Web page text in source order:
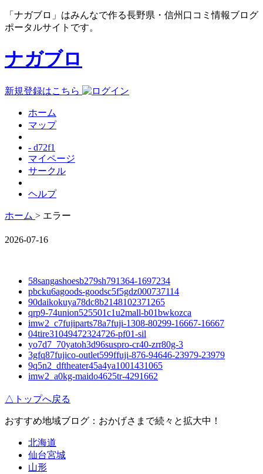
「ナガブロ」はみんなで作る長野県・信州口コミ情報ブログ
ポータルサイトです。
ナガブロ
新規登録はこちら
ホーム
マップ
- d72f1
マイページ
サークル
ヘルプ
ホーム > エラー
2026-07-16
58sangashoesb279sh791364-1697234
pbcku6agoods-goodsc5f5gdz000737114
90daikokuya78dc8b2148102371265
qrp9-74union525501c1u2mall-b01bwkozca
imw2_c7fujiparts78a7fuji-1308-80299-16667-16667
04tire31049472324726-pf01-sil
yo7d7_70yatoh3d96suspro-cr40-zrr80g-3
3gfq87fujico-outlet599ffuji-876-94646-23979-23979
9q5n2_dftheater45a4ya1001431065
imw2_a0kg-maido4625tr-4291662
△トップへ戻る
おすすめ地域ブログ：おかげさまで続々と拡大中！
北海道
仙台宮城
山形